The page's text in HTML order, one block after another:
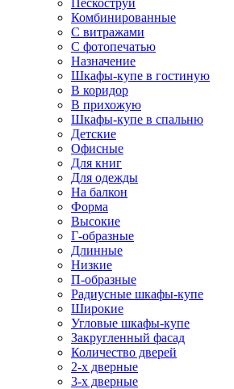
Пескоструй
Комбинированные
С витражами
С фотопечатью
Назначение
Шкафы-купе в гостиную
В коридор
В прихожую
Шкафы-купе в спальню
Детские
Офисные
Для книг
Для одежды
На балкон
Форма
Высокие
Г-образные
Длинные
Низкие
П-образные
Радиусные шкафы-купе
Широкие
Угловые шкафы-купе
Закругленный фасад
Количество дверей
2-х дверные
3-х дверные